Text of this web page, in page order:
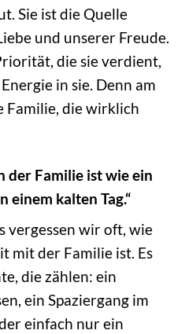
Sie ist die Quelle
und unserer Freude.
die sie verdient,
in sie. Denn am
Familie, die wirklich
der Familie ist wie ein
einem kalten Tag.“
vergessen wir oft, wie
mit der Familie ist. Es
die zählen: ein
ein Spaziergang im
einfach nur ein